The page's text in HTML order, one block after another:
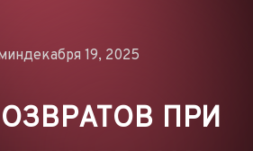
КОММЕРЦИЯ
декабря 19, 2025
ПРИ